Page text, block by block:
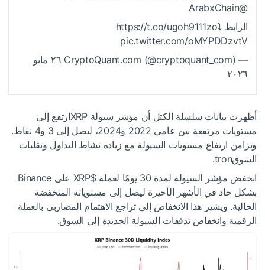
@ArabxChain
الرابط ⤵️https://t.co/ugoh9111zo
pic.twitter.com/oMYPDDzvtV
— CryptoQuant.com (@cryptoquant_com) ٢٦ مايو
٢٠٢٦
أظهرت بيانات سلسلة الكتل أن مؤشر سيولة XRPارتفع إلى
مستويات مرتفعة بين عامي 2022 و2024، ليصل إلى 3 و4 نقاط.
وتزامن ارتفاع مستويات السيولة مع زيادة نشاط التداول وتقلبات
السوقtron.
انخفض مؤشر السيولة لمدة 30 يومًا لعملة
$XRP
على Binance
بشكل حاد في الأشهر الأخيرة ليصل إلى مستوياته المنخفضة
الحالية. ويشير هذا الانخفاض إلى تراجع الاهتمام المضاربي بالعملة
الرقمية وانخفاض تدفقات السيولة الجديدة إلى السوق.